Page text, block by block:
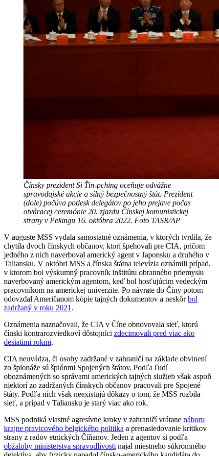
Čínsky prezident Si Ťin-pching oceňuje odvážne
spravodajské akcie a silný bezpečnostný štát. Prezident
(dole) počúva potlesk delegátov po jeho prejave počas
otváracej ceremónie 20. zjazdu Čínskej komunistickej
strany v Pekingu 16. októbra 2022. Foto TASR/AP
V auguste MSS vydala samostatné oznámenia, v ktorých tvrdila, že
chytila dvoch čínskych občanov, ktorí špehovali pre CIA, pričom
jedného z nich naverboval americký agent v Japonsku a druhého v
Taliansku. V októbri MSS a čínska štátna televízia oznámili prípad,
v ktorom bol výskumný pracovník inštitútu obranného priemyslu
naverbovaný americkým agentom, keď bol hosťujúcim vedeckým
pracovníkom na americkej univerzite. Po návrate do Číny potom
odovzdal Američanom kópie tajných dokumentov a neskôrbol
zadržaný v roku 2021 .
Oznámenia naznačovali, že CIA v Číne obnovovala sieť, ktorú
čínski kontrarozviedkoví dôstojníci zdecimovali pred viac ako
desiatimi rokmi.
CIA neuvádza, či osoby zadržané v zahraničí na základe obvinení
zo špionáže sú špiónmi Spojených štátov. Podľa ľudí
oboznámených so správami amerických tajných služieb však aspoň
niektorí zo zadržaných čínskych občanov pracovali pre Spojené
štáty. Podľa nich však neexistujú dôkazy o tom, že MSS rozbila
sieť, a prípad v Taliansku je starý viac ako rok.
MSS podniká vlastné agresívne kroky v zahraničí vrátane náboru
krajne pravicového belgického politika a prenasledovanie kritikov
strany z radov etnických Číňanov. Jeden z agentov si podľa
obžaloby ministerstva spravodlivosti najal miestneho súkromného